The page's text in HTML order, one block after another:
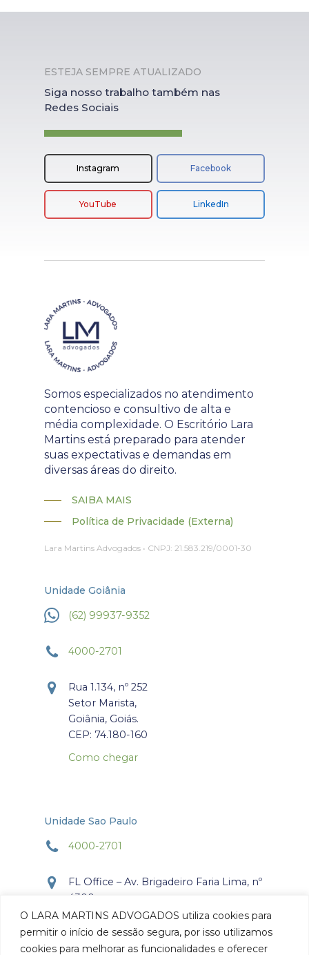
O LARA MARTINS ADVOGADOS utiliza cookies para
permitir o início de sessão segura, por isso utilizamos
cookies para melhorar as funcionalidades e oferecer
ESTEJA SEMPRE ATUALIZADO
Siga nosso trabalho também nas
Redes Sociais
Instagram Facebook
YouTube LinkedIn
Somos especializados no atendimento
contencioso e consultivo de alta e
média complexidade. O Escritório Lara
Martins está preparado para atender
suas expectativas e demandas em
diversas áreas do direito.
SAIBA MAIS
Política de Privacidade (Externa)
Lara Martins Advogados • CNPJ: 21.583.219/0001-30
Unidade Goiânia
(62) 99937-9352
4000-2701
Rua 1.134, nº 252
Setor Marista,
Goiânia, Goiás.
CEP: 74.180-160
Como chegar
Unidade Sao Paulo
4000-2701
FL Office – Av. Brigadeiro Faria Lima, nº
4300
Torre Office – Sala 804
Itaim Bibi, São Paulo, SP.
CEP: 04.538-132